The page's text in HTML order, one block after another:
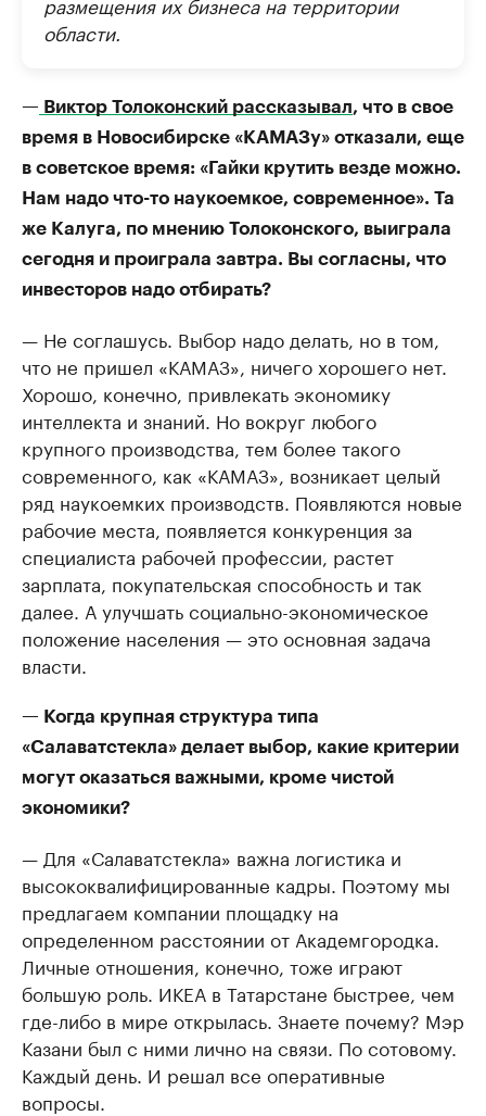
области.
— Виктор Толоконский рассказывал, что в свое
время в Новосибирске «КАМАЗу» отказали, еще
в советское время: «Гайки крутить везде можно.
Нам надо что-то наукоемкое, современное». Та
же Калуга, по мнению Толоконского, выиграла
сегодня и проиграла завтра. Вы согласны, что
инвесторов надо отбирать?
— Не соглашусь. Выбор надо делать, но в том,
что не пришел «КАМАЗ», ничего хорошего нет.
Хорошо, конечно, привлекать экономику
интеллекта и знаний. Но вокруг любого
крупного производства, тем более такого
современного, как «КАМАЗ», возникает целый
ряд наукоемких производств. Появляются новые
рабочие места, появляется конкуренция за
специалиста рабочей профессии, растет
зарплата, покупательская способность и так
далее. А улучшать социально-экономическое
положение населения — это основная задача
власти.
— Когда крупная структура типа
«Салаватстекла» делает выбор, какие критерии
могут оказаться важными, кроме чистой
экономики?
— Для «Салаватстекла» важна логистика и
высококвалифицированные кадры. Поэтому мы
предлагаем компании площадку на
определенном расстоянии от Академгородка.
Личные отношения, конечно, тоже играют
большую роль. ИКЕА в Татарстане быстрее, чем
где-либо в мире открылась. Знаете почему? Мэр
Казани был с ними лично на связи. По сотовому.
Каждый день. И решал все оперативные
вопросы.